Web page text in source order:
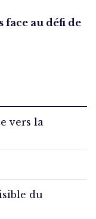
face au défi de
vers la
du